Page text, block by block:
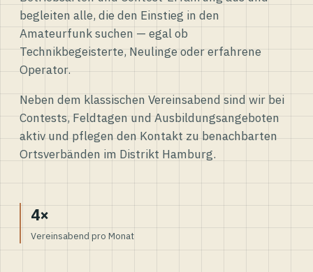
begleiten alle, die den Einstieg in den
Amateurfunk suchen — egal ob
Technikbegeisterte, Neulinge oder erfahrene
Operator.
Neben dem klassischen Vereinsabend sind wir bei
Contests, Feldtagen und Ausbildungsangeboten
aktiv und pflegen den Kontakt zu benachbarten
Ortsverbänden im Distrikt Hamburg.
4×
Vereinsabend pro Monat